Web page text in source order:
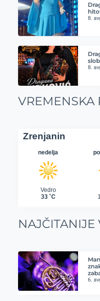
8.
8.
VREMENSKA
NAJČITANIJE
6.